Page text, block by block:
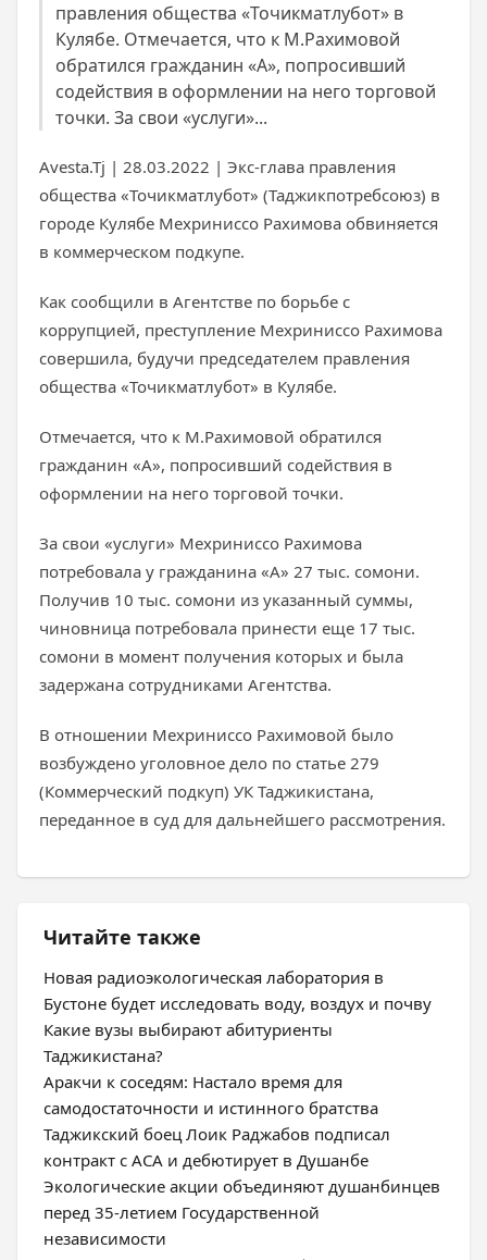
правления общества «Точикматлубот» в
Кулябе. Отмечается, что к М.Рахимовой
обратился гражданин «А», попросивший
содействия в оформлении на него торговой
точки. За свои «услуги»...
Avesta.Tj | 28.03.2022 | Экс-глава правления
общества «Точикматлубот» (Таджикпотребсоюз) в
городе Кулябе Мехриниссо Рахимова обвиняется
в коммерческом подкупе.
Как сообщили в Агентстве по борьбе с
коррупцией, преступление Мехриниссо Рахимова
совершила, будучи председателем правления
общества «Точикматлубот» в Кулябе.
Отмечается, что к М.Рахимовой обратился
гражданин «А», попросивший содействия в
оформлении на него торговой точки.
За свои «услуги» Мехриниссо Рахимова
потребовала у гражданина «А» 27 тыс. сомони.
Получив 10 тыс. сомони из указанный суммы,
чиновница потребовала принести еще 17 тыс.
сомони в момент получения которых и была
задержана сотрудниками Агентства.
В отношении Мехриниссо Рахимовой было
возбуждено уголовное дело по статье 279
(Коммерческий подкуп) УК Таджикистана,
переданное в суд для дальнейшего рассмотрения.
Читайте также
Новая радиоэкологическая лаборатория в
Бустоне будет исследовать воду, воздух и почву
Какие вузы выбирают абитуриенты
Таджикистана?
Аракчи к соседям: Настало время для
самодостаточности и истинного братства
Таджикский боец Лоик Раджабов подписал
контракт с ACA и дебютирует в Душанбе
Экологические акции объединяют душанбинцев
перед 35-летием Государственной
независимости